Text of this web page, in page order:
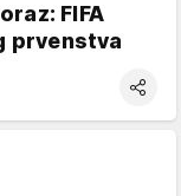
FIFA
prvenstva